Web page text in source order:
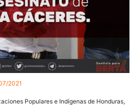
2021
Populares e Indígenas de Honduras,